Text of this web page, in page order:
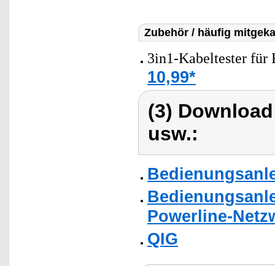
Zubehör / häufig
3in1-Kabeltester für
10,99*
(3)
usw.:
Powerline-
QIG